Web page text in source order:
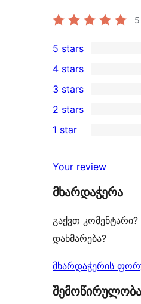
5
1
5-
star
review
5 stars
4-
star
reviews
4 stars
0
3-
star
3 stars
2-
reviews
2 stars
star
reviews
1 star
Your review
მხარდაჭერა
გაქვთ
დახმარება?
მხარდაჭერის
შემოწირულობა